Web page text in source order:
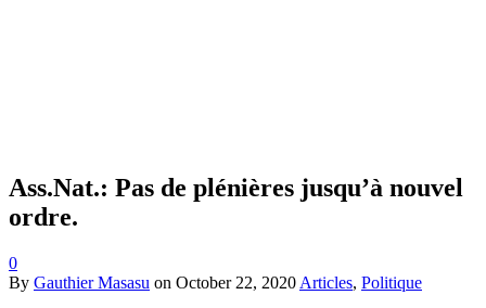
Ass.Nat.: Pas de plénières jusqu’à nouvel
ordre.
0
By Gauthier Masasu on October 22, 2020 Articles, Politique